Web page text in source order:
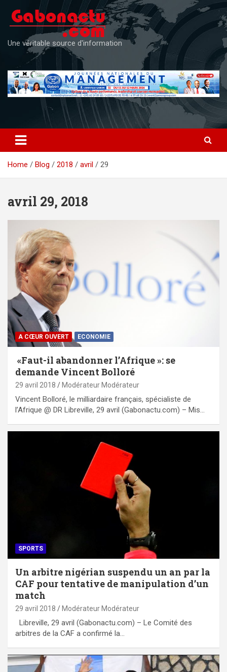
content
Une véritable source d'information
Home Blog 2018 avril 29
avril 29, 2018
A CŒUR OUVERT ECONOMIE
«Faut-il abandonner l’Afrique »: se
demande Vincent Bolloré
29 avril 2018 Modérateur Modérateur
Vincent Bolloré, le milliardaire français, spécialiste de
l’Afrique @ DR Libreville, 29 avril (Gabonactu.com) – Mis…
SPORTS
Un arbitre nigérian suspendu un an par la
CAF pour tentative de manipulation d’un
match
29 avril 2018 Modérateur Modérateur
Libreville, 29 avril (Gabonactu.com) – Le Comité des
arbitres de la CAF a confirmé la…